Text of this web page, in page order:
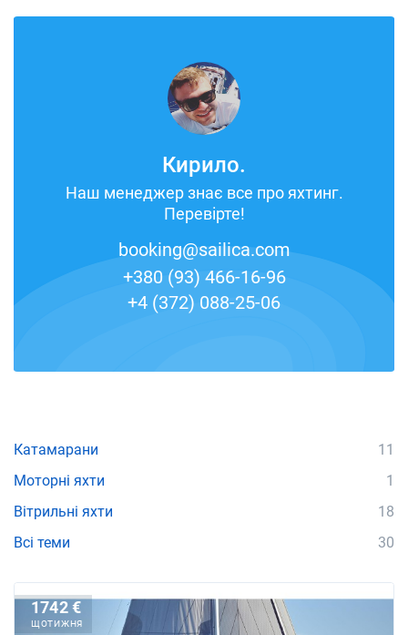
Кирило.
Наш менеджер знає все про яхтинг.
Перевірте!
booking@sailica.com
+380 (93) 466-16-96
+4 (372) 088-25-06
Катамарани
11
Моторні яхти
1
Вітрильні яхти
18
Всі теми
30
1742 €
ЩОТИЖНЯ